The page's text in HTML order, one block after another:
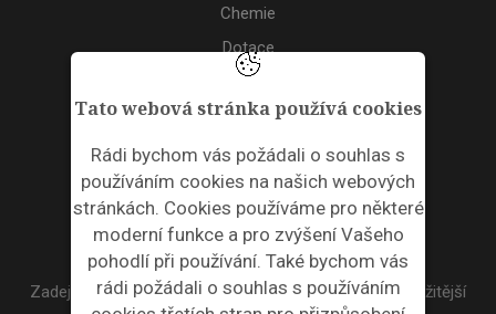
Tato webová stránka používá cookies
Rádi bychom vás požádali o souhlas s
používáním cookies na našich webových
stránkách. Cookies používáme pro některé
moderní funkce a pro zvýšení Vašeho
pohodlí při používání. Také bychom vás
rádi požádali o souhlas s používáním
Chemie
Dotace
Akce
ODPADNÍ PLASTY
NEWSLETTER
Zadejte váš email a my Vám budeme zasílat ty nejdůležitější